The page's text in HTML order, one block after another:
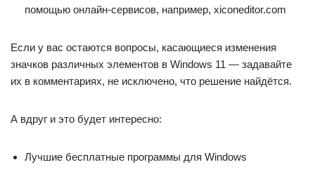
помощью онлайн-сервисов, например, xiconeditor.com
Если у вас остаются вопросы, касающиеся изменения
значков различных элементов в Windows 11 — задавайте
их в комментариях, не исключено, что решение найдётся.
А вдруг и это будет интересно:
Лучшие бесплатные программы для Windows